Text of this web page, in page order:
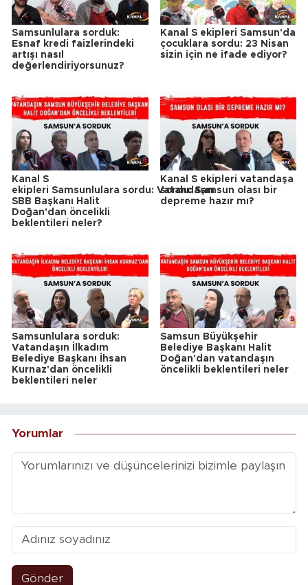
Samsunlulara sorduk:
Esnaf kredi faizlerindeki
artışı nasıl
değerlendiriyorsunuz?
Kanal S ekipleri Samsun'da
çocuklara sordu: 23 Nisan
sizin için ne ifade ediyor?
Kanal S
ekipleri Samsunlulara sordu: Vatandaşın
SBB Başkanı Halit
Doğan'dan öncelikli
beklentileri neler?
Kanal S ekipleri vatandaşa
sordu: Samsun olası bir
depreme hazır mı?
Samsunlulara sorduk:
Vatandaşın İlkadım
Belediye Başkanı İhsan
Kurnaz'dan öncelikli
beklentileri neler
Samsun Büyükşehir
Belediye Başkanı Halit
Doğan'dan vatandaşın
öncelikli beklentileri neler
Yorumlar
Gönder